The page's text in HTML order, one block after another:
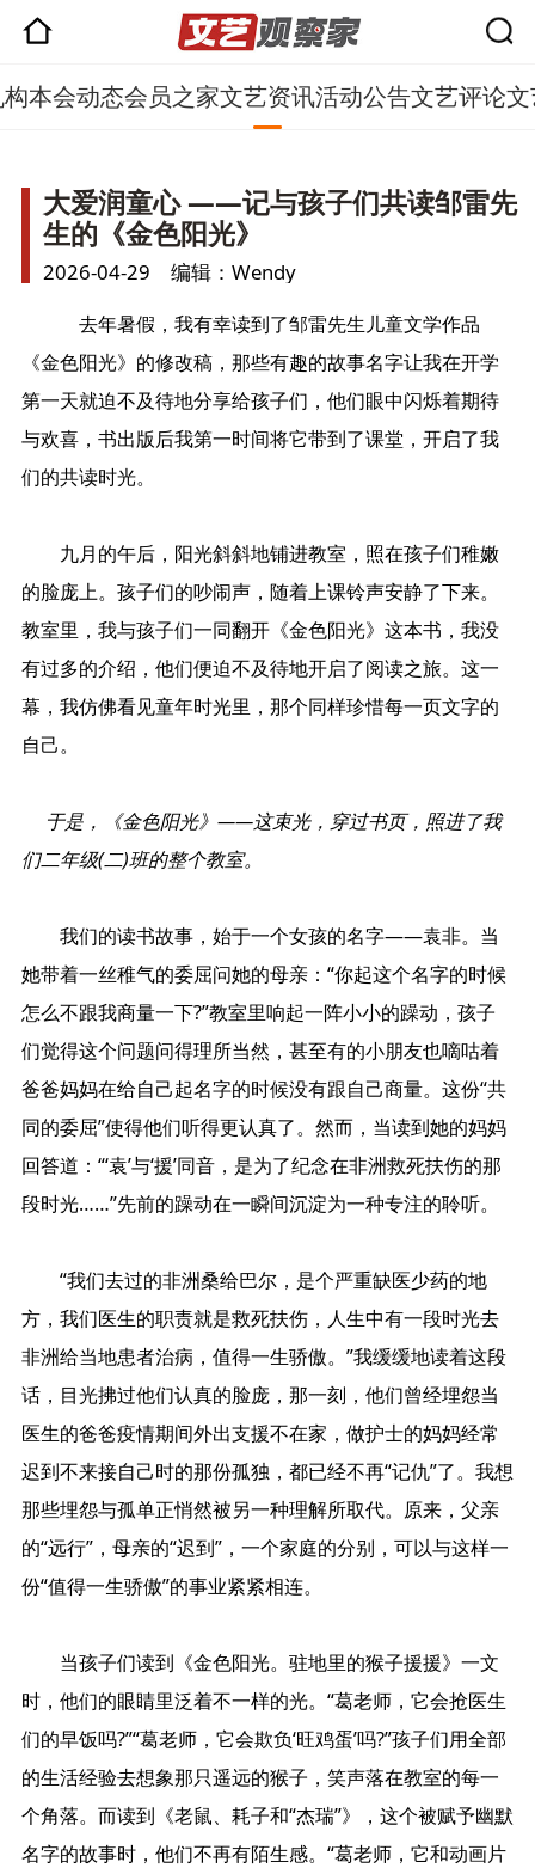
本会动态会员之家文艺资讯活动公告文艺评论
大爱润童心 ——记与孩子们共读邹雷先
生的《金色阳光》
2026-04-29 编辑：Wendy
去年暑假，我有幸读到了邹雷先生儿童文学作品
《金色阳光》的修改稿，那些有趣的故事名字让我在开学
第一天就迫不及待地分享给孩子们，他们眼中闪烁着期待
与欢喜，书出版后我第一时间将它带到了课堂，开启了我
们的共读时光。
九月的午后，阳光斜斜地铺进教室，照在孩子们稚嫩
的脸庞上。孩子们的吵闹声，随着上课铃声安静了下来。
教室里，我与孩子们一同翻开《金色阳光》这本书，我没
有过多的介绍，他们便迫不及待地开启了阅读之旅。这一
幕，我仿佛看见童年时光里，那个同样珍惜每一页文字的
自己。
于是，《金色阳光》——这束光，穿过书页，照进了我
们二年级(二)班的整个教室。
我们的读书故事，始于一个女孩的名字——袁非。当
她带着一丝稚气的委屈问她的母亲：“你起这个名字的时候
怎么不跟我商量一下?”教室里响起一阵小小的躁动，孩子
们觉得这个问题问得理所当然，甚至有的小朋友也嘀咕着
爸爸妈妈在给自己起名字的时候没有跟自己商量。这份“共
同的委屈”使得他们听得更认真了。然而，当读到她的妈妈
回答道：“‘袁’与‘援’同音，是为了纪念在非洲救死扶伤的那
段时光……”先前的躁动在一瞬间沉淀为一种专注的聆听。
“我们去过的非洲桑给巴尔，是个严重缺医少药的地
方，我们医生的职责就是救死扶伤，人生中有一段时光去
非洲给当地患者治病，值得一生骄傲。”我缓缓地读着这段
话，目光拂过他们认真的脸庞，那一刻，他们曾经埋怨当
医生的爸爸疫情期间外出支援不在家，做护士的妈妈经常
迟到不来接自己时的那份孤独，都已经不再“记仇”了。我想
那些埋怨与孤单正悄然被另一种理解所取代。原来，父亲
的“远行”，母亲的“迟到”，一个家庭的分别，可以与这样一
份“值得一生骄傲”的事业紧紧相连。
当孩子们读到《金色阳光。驻地里的猴子援援》一文
时，他们的眼睛里泛着不一样的光。“葛老师，它会抢医生
们的早饭吗?”“葛老师，它会欺负‘旺鸡蛋’吗?”孩子们用全部
的生活经验去想象那只遥远的猴子，笑声落在教室的每一
个角落。而读到《老鼠、耗子和“杰瑞”》，这个被赋予幽默
名字的故事时，他们不再有陌生感。“葛老师，它和动画片